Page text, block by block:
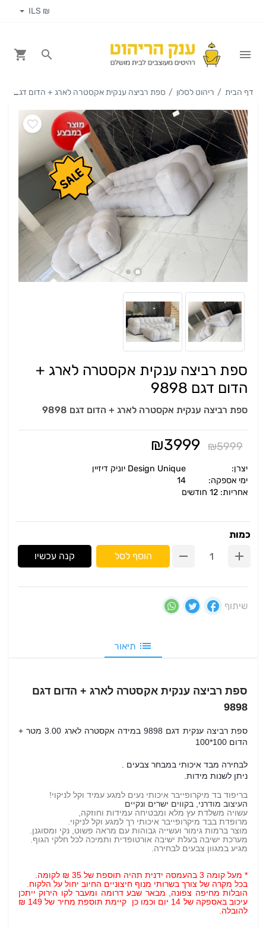
₪ ILS
דף הבית ריהוט לסלון ספת רביצה ענקית אקסטרה לארג + הדום דגם 9898
ספת רביצה ענקית אקסטרה לארג +
הדום דגם 9898
ספת רביצה ענקית אקסטרה לארג + הדום דגם 9898
₪5999
₪3999
יצרן:
ימי אספקה:
אחריות: 12 חודשים
כמות
הוסף לסל
קנה עכשיו
שיתוף
תיאור
ספת רביצה ענקית אקסטרה לארג + הדום דגם
9898
ספת רביצה ענקית דגם 9898 במידה אקסטרה לארג 3.00 מטר +
הדום 100*100
לבחירה מבד איכותי במבחר צבעים .
ניתן לשנות מידות.
בריפוד בד מיקרופייבר איכותי נעים למגע עמיד וקל לניקוי!
העיצוב מודרני, בקווים ישרים ונקיים
עשויה משלדת עץ מלא ומבטיחה עמידות וחוזקה,
מרופדת בבד מיקרופייבר איכותי רך למגע וקל לניקוי.
מוצר ברמות גימור ועשייה גבוהות עם מראה פשוט, נקי ומסוגנן.
מערכת ישיבה בעלת ישיבה אורטופדית ותמיכה לכל חלקי הגוף.
מגיע במגוון צבעים לבחירה.
* מעל קומה 3 בהעמסה ידנית תהיה תוספת של 35 ₪ לקומה.
בכל מקרה של צורך בשרותי מנוף חיצוניים החיוב יחול על הלקוח.
הובלות מחיפה צפונה, מבאר שבע דרומה ומעבר לקו הירוק ייתכן
עיכוב באספקה של 14 יום וכמו כן קיימת תוספת מחיר של 149 ₪
להובלה.